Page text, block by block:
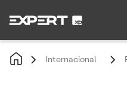
Internacional